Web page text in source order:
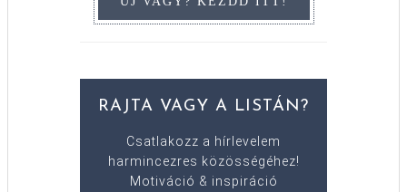
RAJTA VAGY A LISTÁN?
Csatlakozz a hírlevelem
harmincezres közösségéhez!
Motiváció & inspiráció